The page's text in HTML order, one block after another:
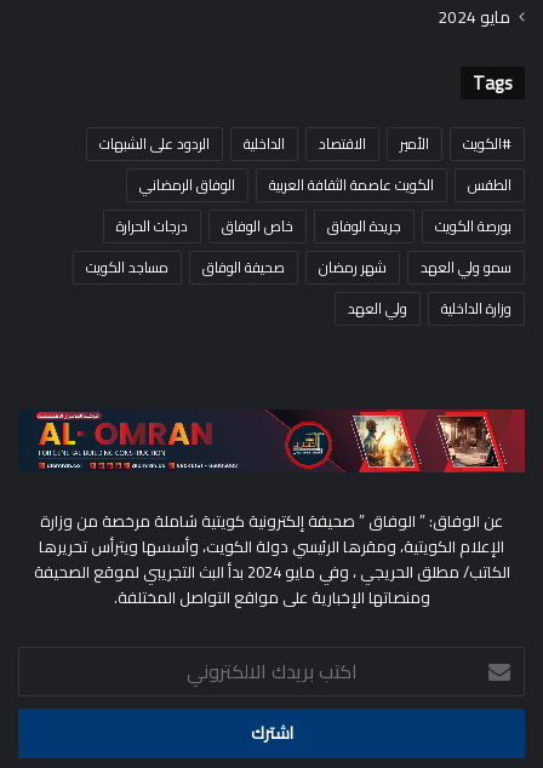
مايو 2024
Tags
#الكويت الأمير الاقتصاد الداخلية
الردود على الشبهات
الطقس
الكويت عاصمة الثقافة العربية
الوفاق الرمضاني
بورصة الكويت
جريدة الوفاق خاص الوفاق
درجات الحرارة
سمو ولي العهد
شهر رمضان صحيفة الوفاق
مساجد الكويت
وزارة الداخلية
ولي العهد
عن الوفاق: ” الوفاق ” صحيفة إلكترونية كويتية شاملة مرخصة من وزارة
الإعلام الكويتية، ومقرها الرئيسي دولة الكويت، وأسسها ويترأس تحريرها
الكاتب/ مطلق الحريجي ، وفي مايو 2024 بدأ البث التجريبي لموقع الصحيفة
ومنصاتها الإخبارية على مواقع التواصل المختلفة.
اكتب
بريدك
الالكتروني